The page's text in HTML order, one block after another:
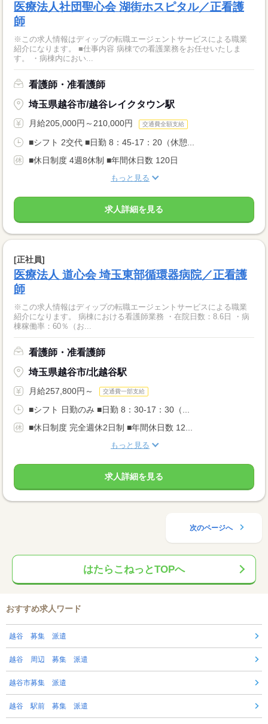
医療法人社団聖心会 湖街ホスピタル／正看護
師
※この求人情報はディップの転職エージェントサービスによる職業
紹介になります。 ■仕事内容 病棟での看護業務をお任せいたしま
す。 ・病棟内におい...
看護師・准看護師
埼玉県越谷市/越谷レイクタウン駅
月給205,000円～210,000円 交通費全額支給
■シフト 2交代 ■日勤 8：45-17：20（休憩...
■休日制度 4週8休制 ■年間休日数 120日
もっと見る
求人詳細を見る
[正社員]
医療法人 道心会 埼玉東部循環器病院／正看護
師
※この求人情報はディップの転職エージェントサービスによる職業
紹介になります。 病棟における看護師業務 ・在院日数：8.6日 ・病
棟稼働率：60％（お...
看護師・准看護師
埼玉県越谷市/北越谷駅
月給257,800円～ 交通費一部支給
■シフト 日勤のみ ■日勤 8：30-17：30（...
■休日制度 完全週休2日制 ■年間休日数 12...
もっと見る
求人詳細を見る
次のページへ
はたらこねっとTOPへ
おすすめ求人ワード
越谷 募集 派遣
越谷 周辺 募集 派遣
越谷市募集 派遣
越谷 駅前 募集 派遣